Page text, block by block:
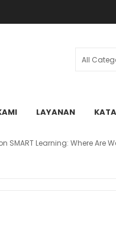
LAYANAN
SMART Learning: Where Are